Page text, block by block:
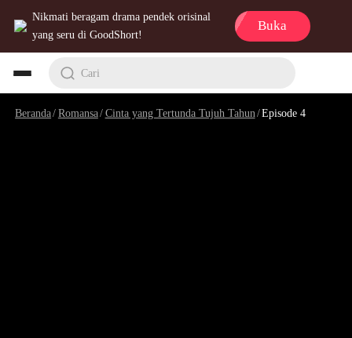
Nikmati beragam drama pendek orisinal
yang seru di GoodShort!
Buka
Cari
Beranda/Romansa/Cinta yang Tertunda Tujuh Tahun/Episode 4